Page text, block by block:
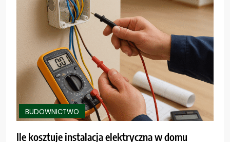
BUDOWNICTWO
Ile kosztuje instalacja elektryczna w domu